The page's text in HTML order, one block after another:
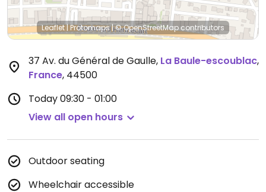
Leaflet|Protomaps|© OpenStreetMapcontributors
37 Av. du Général de Gaulle, La Baule-escoublac,
France, 44500
Today09:30 - 01:00
View all open hours
Outdoor seating
Wheelchair accessible